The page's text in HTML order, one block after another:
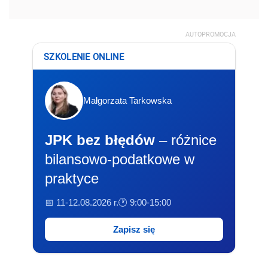
AUTOPROMOCJA
SZKOLENIE ONLINE
Małgorzata Tarkowska
JPK bez błędów – różnice
bilansowo-podatkowe w
praktyce
📅 11-12.08.2026 r.🕐 9:00-15:00
Zapisz się